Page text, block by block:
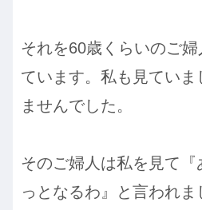
それを60歳くらいのご
ています。私も見ていま
ませんでした。
そのご婦人は私を見て『
っとなるわ』と言われ